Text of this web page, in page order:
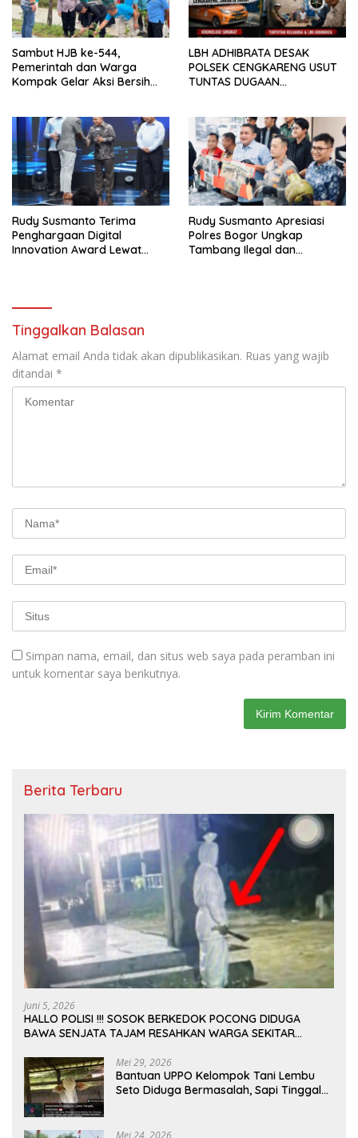
Sambut HJB ke-544,
Pemerintah dan Warga
Kompak Gelar Aksi Bersih
LBH ADHIBRATA DESAK
POLSEK CENGKARENG USUT
TUNTAS DUGAAN
Rudy Susmanto Terima
Penghargaan Digital
Innovation Award Lewat
Rudy Susmanto Apresiasi
Polres Bogor Ungkap
Tambang Ilegal dan
Tinggalkan Balasan
Alamat email Anda tidak akan dipublikasikan. Ruas yang wajib
ditandai *
Simpan nama, email, dan situs web saya pada peramban ini
untuk komentar saya berikutnya.
Berita Terbaru
Juni 5, 2026
HALLO POLISI !!! SOSOK BERKEDOK POCONG DIDUGA
BAWA SENJATA TAJAM RESAHKAN WARGA SEKITAR
Mei 29, 2026
Bantuan UPPO Kelompok Tani Lembu
Seto Diduga Bermasalah, Sapi Tinggal
Mei 24, 2026